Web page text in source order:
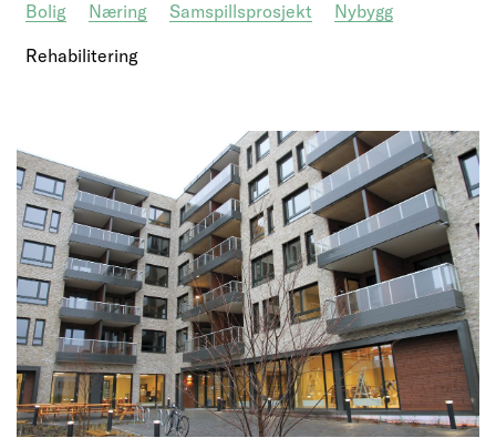
Bolig
Næring Samspillsprosjekt
Nybygg
Rehabilitering